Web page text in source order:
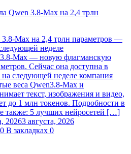
на 2,4 трлн параметров —
неделе
— новую флагманскую
Сейчас она доступна в
следующей неделе компания
веса Qwen3.8‑Max и
текст, изображения и видео,
до 1 млн токенов. Подробности в
также: 5 лучших нейросетей […]
20263 августа, 2026
0 В закладках 0